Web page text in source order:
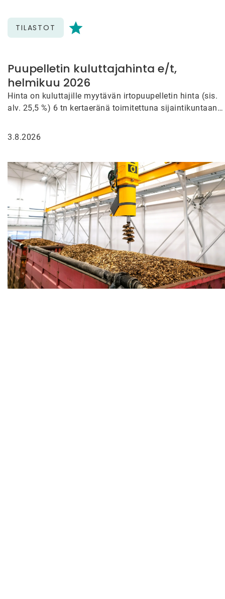
TILASTOT
Puupelletin kuluttajahinta e/t,
helmikuu 2026
Hinta on kuluttajille myytävän irtopuupelletin hinta (sis.
alv. 25,5 %) 6 tn kertaeränä toimitettuna sijaintikuntaan
3.8.2026